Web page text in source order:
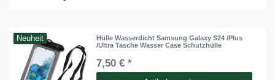
Neuheit
Hülle Wasserdicht Samsung Galaxy S24 /Plus
/Ultra Tasche Wasser Case Schutzhülle
7,50 € *